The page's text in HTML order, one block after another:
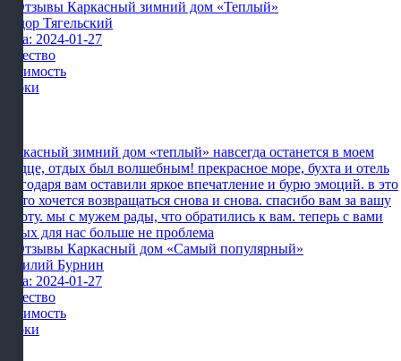
Фёдор Тягельский
Дата: 2024-01-27
Качество
Стоимость
Сроки
Каркасный зимний дом «теплый» навсегда останется в моем
сердце, отдых был волшебным! прекрасное море, бухта и отель
благодаря вам оставили яркое впечатление и бурю эмоций. в это
место хочется возвращаться снова и снова. спасибо вам за вашу
работу. мы с мужем рады, что обратились к вам. теперь с вами
отдых для нас больше не проблема
Василий Бурнин
Дата: 2024-01-27
Качество
Стоимость
Сроки